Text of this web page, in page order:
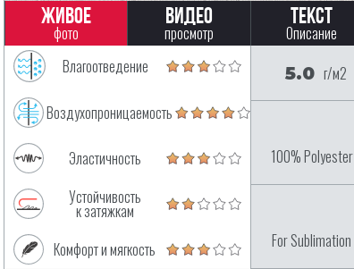
Живое
фото
Видео
просмотр
Текст
Описание
Влагоотведение
Воздухопроницаемость
Эластичность
Устойчивость
к затяжкам
Комфорт и мягкость
5.0 г/м2
100% Polyester
For Sublimation